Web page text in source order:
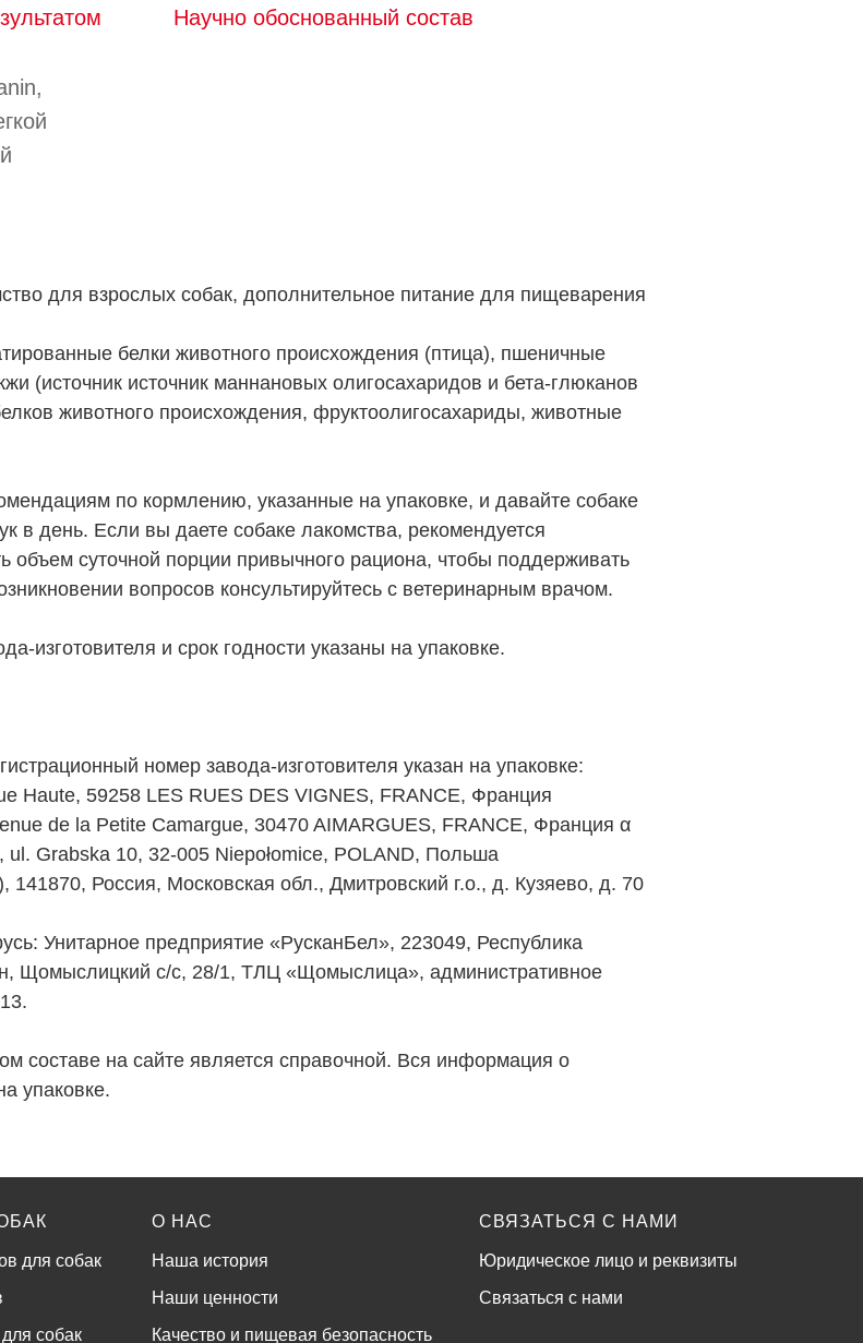
Научно обоснованный состав
для взрослых собак, дополнительное питание для пищеварения
белки животного происхождения (птица), пшеничные
(источник источник мaннановых олигосахаридов и бета-глюканов
животного происхождения, фруктоолигосахариды, животные
по кормлению, указанные на упаковке, и давайте собаке
в день. Если вы даете собаке лакомства, рекомендуется
объем суточной порции привычного рациона, чтобы поддерживать
вопросов консультируйтесь с ветеринарным врачом.
изготовителя и срок годности указаны на упаковке.
номер завода-изготовителя указан на упаковке:
Haute, 59258 LES RUES DES VIGNES, FRANCE, Франция
de la Petite Camargue, 30470 AIMARGUES, FRANCE, Франция α
Grabska 10, 32-005 Niepołomice, POLAND, Польша
Россия, Московская обл., Дмитровский г.о., д. Кузяево, д. 70
Унитарное предприятие «РусканБел», 223049, Республика
Щомыслицкий с/с, 28/1, ТЛЦ «Щомыслица», административное
составе на сайте является справочной. Вся информация о
упаковке.
для собак
собак
О НАС
Наша история
Наши ценности
Качество и пищевая безопасность
СВЯЗАТЬСЯ С НАМИ
Юридическое лицо и реквизиты
Связаться с нами